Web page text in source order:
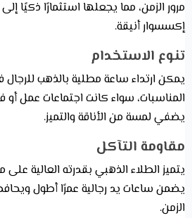
مرور الزمن، مما يجعلها استثمارًا ذكيًا
إكسسوار أنيقة.
تنوع الاستخدام
يمكن ارتداء ساعة مطلية بالذهب
المناسبات، سواء كانت اجتماعات عمل أو
يضفي لمسة من الأناقة والتميز.
مقاومة التآكل
يتميز الطلاء الذهبي بقدرته العالية على
يضمن ساعات يد رجالية عمرًا أطول
الزمن.